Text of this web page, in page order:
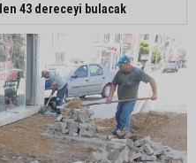
43 dereceyi bulacak